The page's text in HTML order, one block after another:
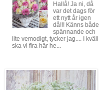
Hallå! Ja ni, då
var det dags för
ett nytt år igen
då!!! Känns både
spännande och
lite vemodigt, tycker jag.... I kväll
ska vi fira här he...